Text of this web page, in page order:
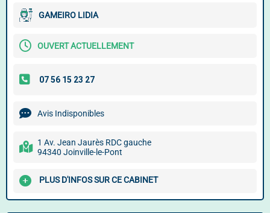
GAMEIRO LIDIA
OUVERT ACTUELLEMENT
Avis Indisponibles
1 Av. Jean Jaurès RDC gauche
94340 Joinville-le-Pont
PLUS D'INFOS SUR CE CABINET